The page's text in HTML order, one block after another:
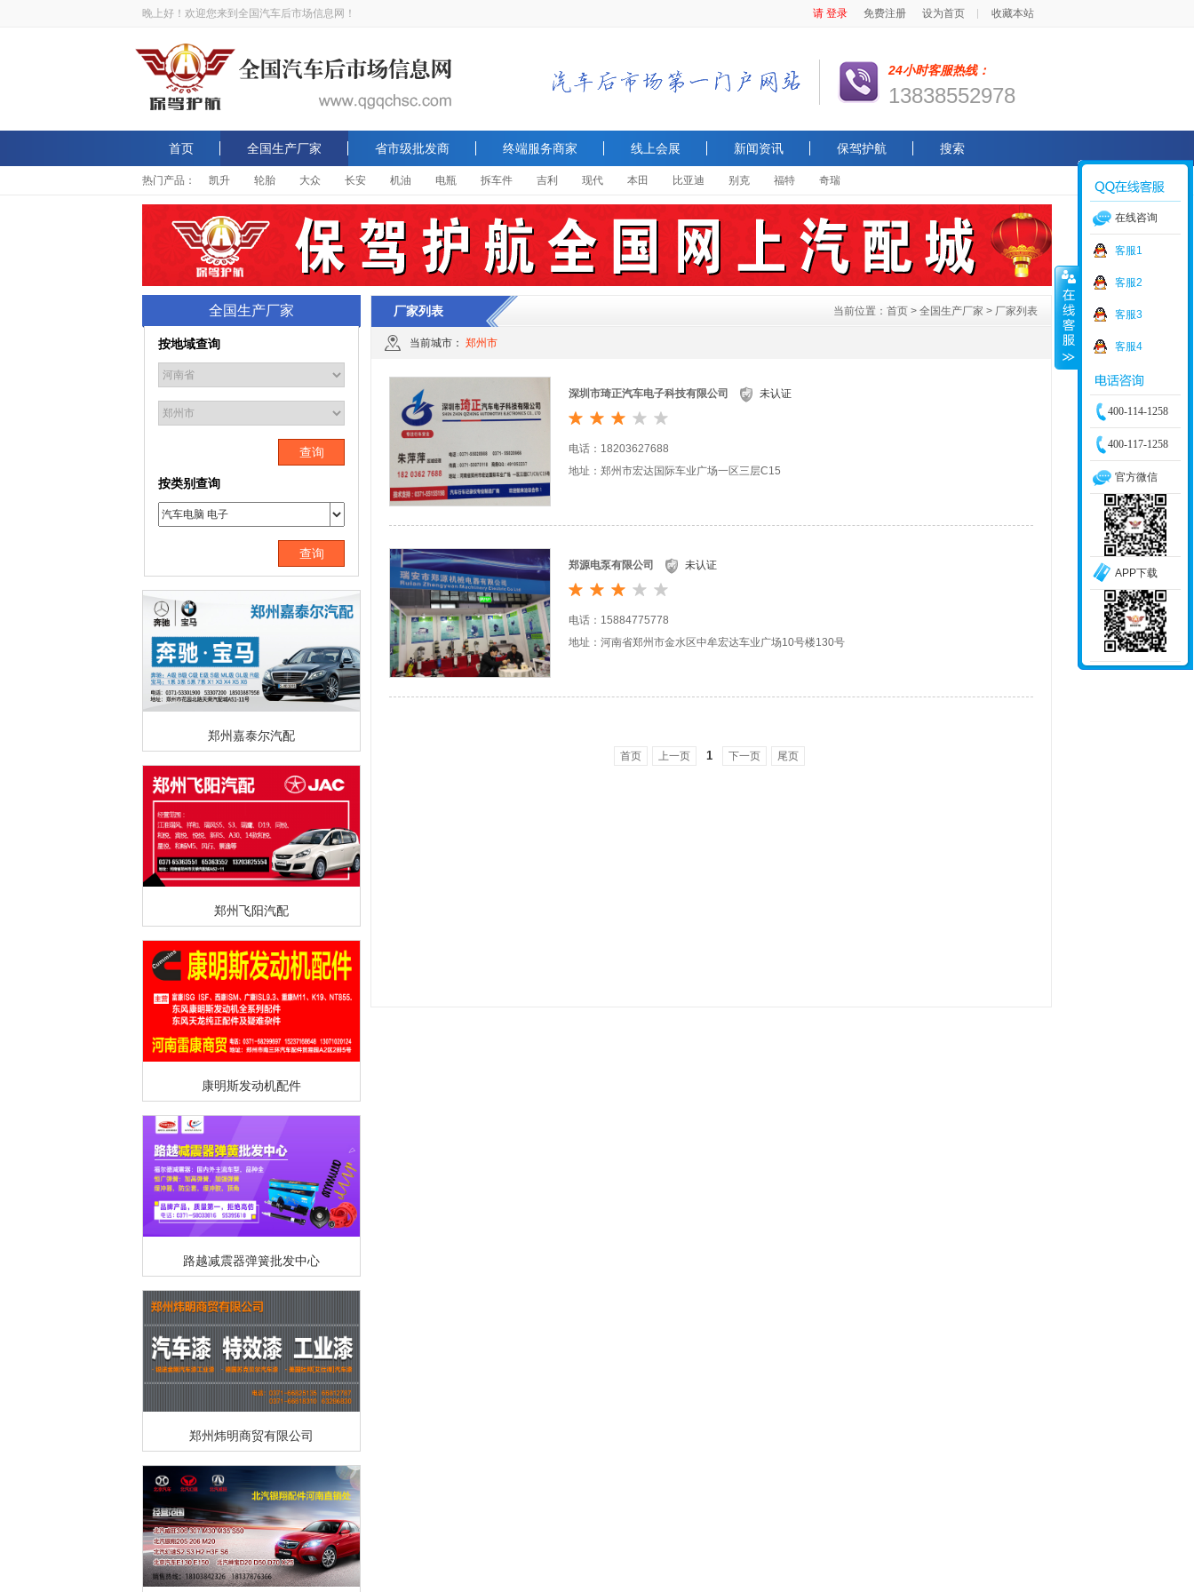
晚上好！欢迎您来到全国汽车后市场信息网！ 请 登录 免费注册 设为首页 收藏本站
24小时客服热线：
13838552978
首页 全国生产厂家 省市级批发商 终端服务商家 线上会展 新闻资讯 保驾护航 搜索
热门产品： 凯升 轮胎 大众 长安 机油 电瓶 拆车件 吉利 现代 本田 比亚迪 别克 福特 奇瑞
全国生产厂家
按地域查询
查询
按类别查询
查询
郑州嘉泰尔汽配
郑州飞阳汽配
康明斯发动机配件
路越减震器弹簧批发中心
郑州炜明商贸有限公司
厂家列表 当前位置： 首页 > 全国生产厂家 > 厂家列表
当前城市： 郑州市
深圳市琦正汽车电子科技有限公司 未认证
电话：18203627688
地址：郑州市宏达国际车业广场一区三层C15
郑源电泵有限公司 未认证
电话：15884775778
地址：河南省郑州市金水区中牟宏达车业广场10号楼130号
首页 上一页 1 下一页 尾页
在线咨询
客服1
客服2
客服3
客服4
400-114-1258
400-117-1258
官方微信
APP下载